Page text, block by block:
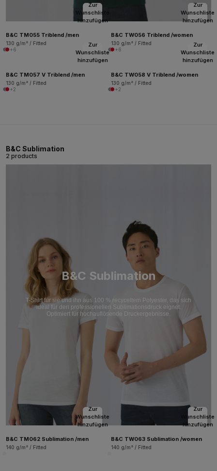
Zur
Wunschliste
hinzufügen
B&C TM055 Triblend /men
130 g/m² / Fitted
+6
Zur
Wunschliste
hinzufügen
B&C TW056 Triblend /women
130 g/m² / Fitted
+6
Zur
Wunschliste
hinzufügen
B&C TM057 V Triblend /men
130 g/m² / Fitted
+2
Zur
Wunschliste
hinzufügen
B&C TW058 V Triblend /women
130 g/m² / Fitted
+2
B&C Sublimation
2 products
B&C Sublimation
T-Shirt für sie und ihn aus 100 % recyceltem Polyester, das sich
ideal für den professionellen Sublimationsdruck eignet.
Optimiert für hochauflösende Druckergebnisse.
Zur
Wunschliste
hinzufügen
B&C TM062 Sublimation /men
140 g/m² / Fitted
Zur
Wunschliste
hinzufügen
B&C TW063 Sublimation /women
140 g/m² / Fitted